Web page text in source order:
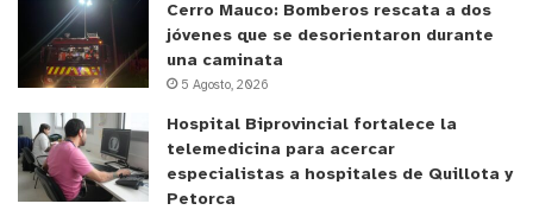
Cerro Mauco: Bomberos rescata a dos
jóvenes que se desorientaron durante
una caminata
5 Agosto, 2026
Hospital Biprovincial fortalece la
telemedicina para acercar
especialistas a hospitales de Quillota y
Petorca